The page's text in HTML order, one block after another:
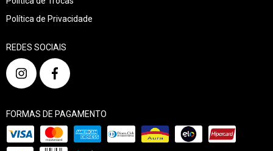
Política de Privacidade
REDES SOCIAIS
FORMAS DE PAGAMENTO